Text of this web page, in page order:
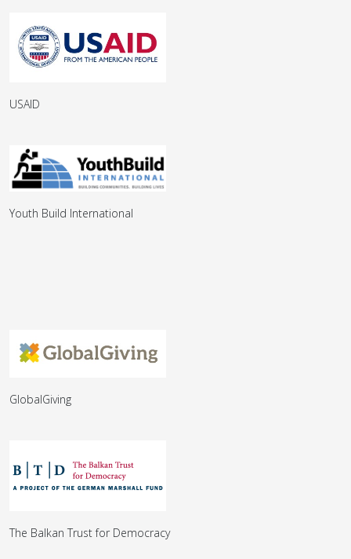
USAID
Youth Build International
GlobalGiving
The Balkan Trust for Democracy